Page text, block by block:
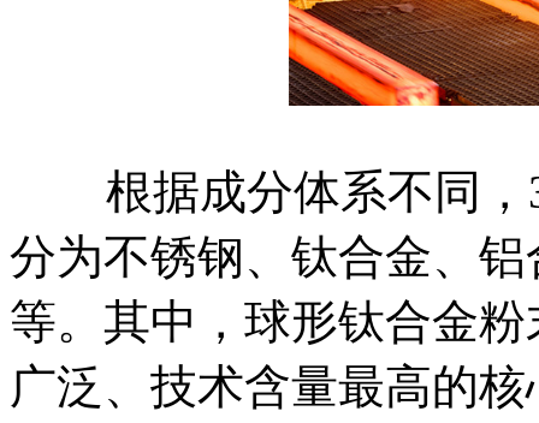
根据成分体系不同，
分为不锈钢、钛合金、
等。其中，球形钛合金
广泛、技术含量最高的